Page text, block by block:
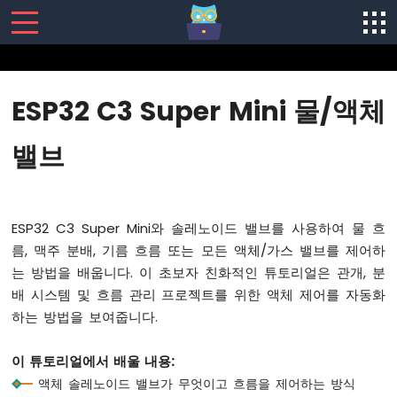
ESP32
슈
-
시
작
하
기
ESP32
Super
Mini
-
ESP32 C3 Super Mini 물/액체
밸브
ESP32 C3 Super Mini와 솔레노이드 밸브를 사용하여 물 흐
름, 맥주 분배, 기름 흐름 또는 모든 액체/가스 밸브를 제어하
는 방법을 배웁니다. 이 초보자 친화적인 튜토리얼은 관개, 분
배 시스템 및 흐름 관리 프로젝트를 위한 액체 제어를 자동화
하는 방법을 보여줍니다.
이 튜토리얼에서 배울 내용:
액체 솔레노이드 밸브가 무엇이고 흐름을 제어하는 방식